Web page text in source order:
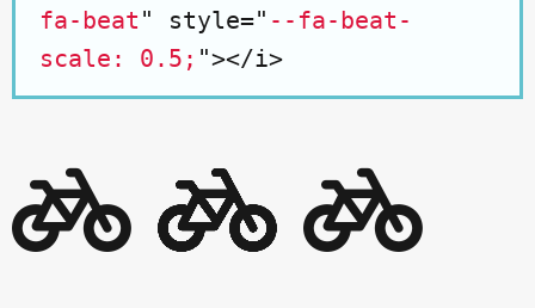
fa-beat " style=" --fa-beat-
scale: 0.5; "></i>